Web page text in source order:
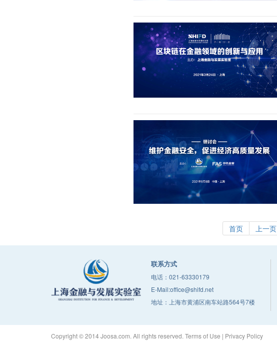
首页 上一页
联系方式
电话：021-63330179
E-Mail:office@shifd.net
地址：上海市黄浦区南车站路564号7楼
Copyright © 2014 Joosa.com. All rights reserved. Terms of Use | Privacy Policy